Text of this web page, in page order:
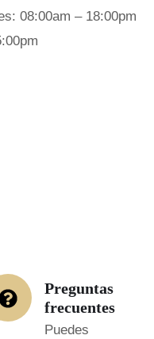
08:00am – 18:00pm
Preguntas
frecuentes
Puedes